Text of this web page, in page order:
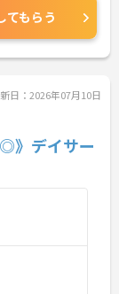
てもらう
日：2026年07月10日
》デイサー